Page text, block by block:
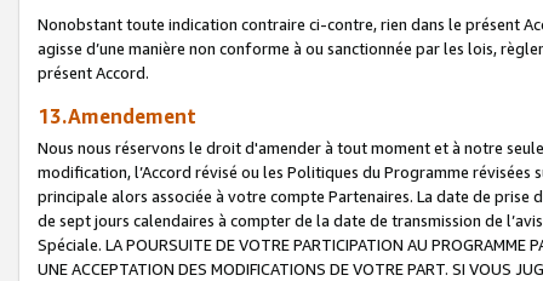
Nonobstant toute indication contraire ci-contre, rien dans le présent
agisse d’une manière non conforme à ou sanctionnée par les lois,
présent Accord.
13.Amendement
Nous nous réservons le droit d'amender à tout moment et à notre
modification, l’Accord révisé ou les Politiques du Programme
principale alors associée à votre compte Partenaires. La date de
de sept jours calendaires à compter de la date de transmission de
Spéciale. LA POURSUITE DE VOTRE PARTICIPATION AU PROGRAMME
UNE ACCEPTATION DES MODIFICATIONS DE VOTRE PART. SI VOUS